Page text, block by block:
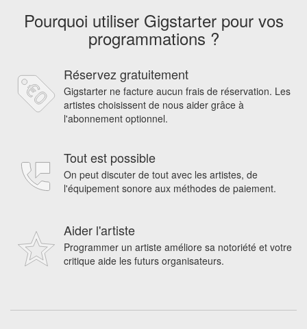
Pourquoi utiliser Gigstarter pour vos
programmations ?
Réservez gratuitement
Gigstarter ne facture aucun frais de réservation. Les
artistes choisissent de nous aider grâce à
l'abonnement optionnel.
Tout est possible
On peut discuter de tout avec les artistes, de
l'équipement sonore aux méthodes de paiement.
Aider l'artiste
Programmer un artiste améliore sa notoriété et votre
critique aide les futurs organisateurs.